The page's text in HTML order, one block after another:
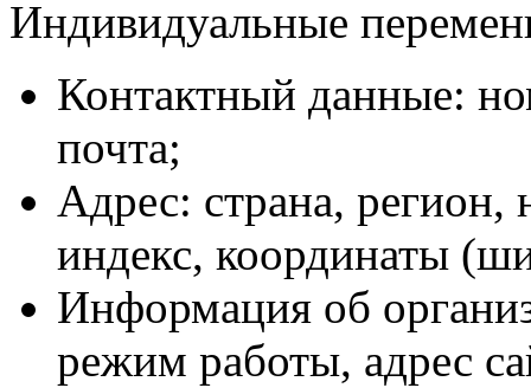
Индивидуальные
Контактный данные:
почта;
Адрес: страна, регион,
индекс, координаты
Информация об
режим работы, адрес